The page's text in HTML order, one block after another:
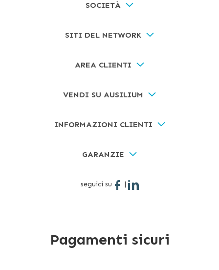
SOCIETÀ
SITI DEL NETWORK
AREA CLIENTI
VENDI SU AUSILIUM
INFORMAZIONI CLIENTI
GARANZIE
seguici su |
Pagamenti sicuri